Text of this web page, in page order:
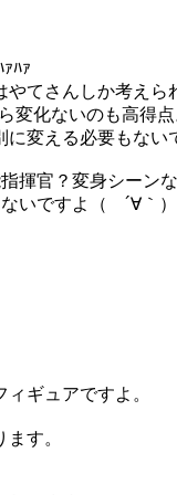
ﾊｧ
てさんしか考えら
変化ないのも高得点
変える必要もない
揮官？変身シーン
いですよ（ ´∀｀）
ギュアですよ。
す。